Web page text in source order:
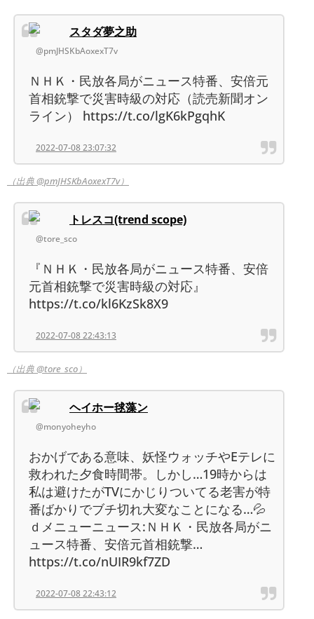
スタダ夢之助
@pmJHSKbAoxexT7v
ＮＨＫ・民放各局がニュース特番、安倍元
首相銃撃で災害時級の対応（読売新聞オン
ライン） https://t.co/lgK6kPgqhK
2022-07-08 23:07:32
（出典 @pmJHSKbAoxexT7v）
トレスコ(trend scope)
@tore_sco
『ＮＨＫ・民放各局がニュース特番、安倍
元首相銃撃で災害時級の対応』
https://t.co/kl6KzSk8X9
2022-07-08 22:43:13
（出典 @tore_sco）
ヘイホー毬藻ン
@monyoheyho
おかげである意味、妖怪ウォッチやEテレに
救われた夕食時間帯。しかし…19時からは
私は避けたがTVにかじりついてる老害が特
番ばかりでブチ切れ大変なことになる…💦
ｄメニューニュース:ＮＨＫ・民放各局がニ
ュース特番、安倍元首相銃撃…
https://t.co/nUIR9kf7ZD
2022-07-08 22:43:12